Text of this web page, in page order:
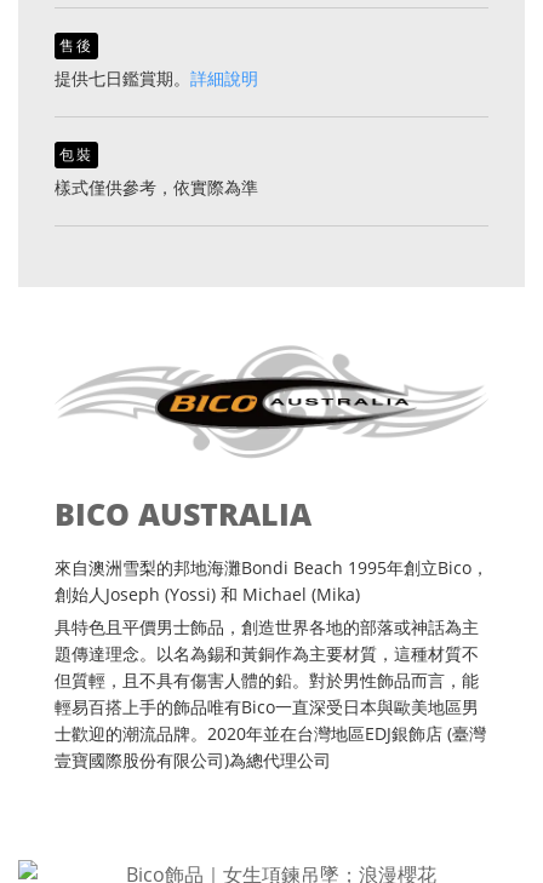
售後
提供七日鑑賞期。 詳細說明
包裝
樣式僅供參考，依實際為準
BICO AUSTRALIA
來自澳洲雪梨的邦地海灘Bondi Beach 1995年創立Bico，
創始人Joseph (Yossi) 和 Michael (Mika)
具特色且平價男士飾品，創造世界各地的部落或神話為主
題傳達理念。以名為錫和黃銅作為主要材質，這種材質不
但質輕，且不具有傷害人體的鉛。對於男性飾品而言，能
輕易百搭上手的飾品唯有Bico一直深受日本與歐美地區男
士歡迎的潮流品牌。2020年並在台灣地區EDJ銀飾店 (臺灣
壹寶國際股份有限公司)為總代理公司